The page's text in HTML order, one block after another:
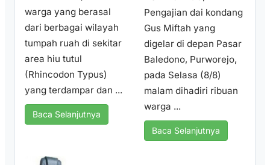
warga yang berasal
dari berbagai wilayah
tumpah ruah di sekitar
area hiu tutul
(Rhincodon Typus)
yang terdampar dan ...
Baca Selanjutnya
Pengajian dai kondang
Gus Miftah yang
digelar di depan Pasar
Baledono, Purworejo,
pada Selasa (8/8)
malam dihadiri ribuan
warga ...
Baca Selanjutnya